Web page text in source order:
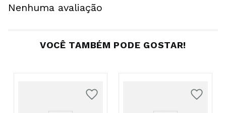
Nenhuma avaliação
VOCÊ TAMBÉM PODE GOSTAR!